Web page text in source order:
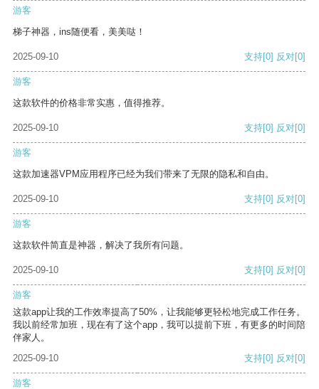
游客
梯子神器，ins随便看，美美哒！
2025-09-10 支持[0] 反对[0]
游客
这款软件的价格非常实惠，值得推荐。
2025-09-10 支持[0] 反对[0]
游客
这款加速器VPM应用程序已经为我们带来了无限的隐私和自由。
2025-09-10 支持[0] 反对[0]
游客
这款软件简直是神器，解决了我所有问题。
2025-09-10 支持[0] 反对[0]
游客
这款app让我的工作效率提高了50%，让我能够更轻松地完成工作任务。
我以前经常加班，现在有了这个app，我可以提前下班，有更多的时间陪
伴家人。
2025-09-10
支持[0] 反对[0]
游客